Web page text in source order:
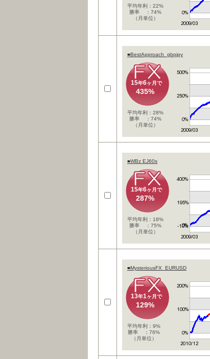
平均年利：22%
勝率 ：74%
（月単位）
■BestApproach_gbpjpy
15年6ヶ月で
435%
平均年利：28%
勝率 ：74%
（月単位）
■WBz EJ60s
15年6ヶ月で
287%
平均年利：18%
勝率 ：75%
（月単位）
■MysteriousFX_EURUSD
13年1ヶ月で
129%
平均年利：9%
勝率 ：76%
（月単位）